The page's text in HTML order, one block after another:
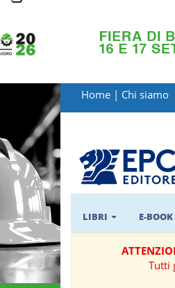
LIBRI
MATERIALI
PER
IL
FORMATORE
E-
BOOK
RIVISTE
MANUALISTICA
Home | Chi siamo
LIBRI E-BOOK
Tutti